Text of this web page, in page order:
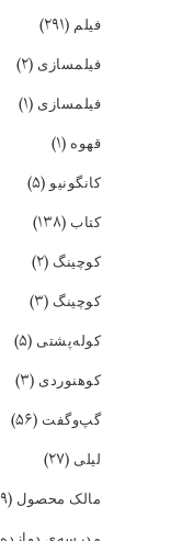
فیلم (۲۹۱)
فیلمسازی (۲)
فیلمسازی (۱)
قهوه (۱)
کانگونیو(۵)
کتاب (۱۳۸)
کوچینگ (۲)
کوچینگ (۳)
کوله‌پشتی (۵)
کوهنوردی (۳)
گپ‌و‌گفت (۵۶)
لیلی (۲۷)
مالک محصول (۹)